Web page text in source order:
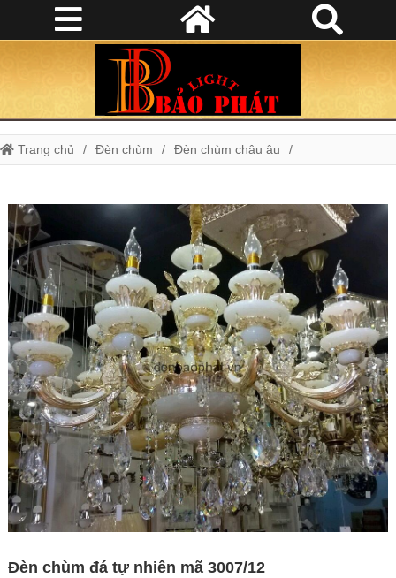
Trang chủ Đèn chùm Đèn chùm châu âu
Đèn chùm đá tự nhiên mã 3007/12